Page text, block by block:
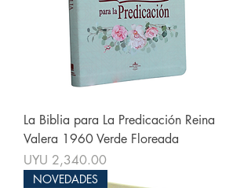
La Biblia para La Predicación Reina
Valera 1960 Verde Floreada
Price
UYU 2,340.00
NOVEDADES